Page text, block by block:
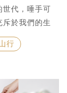
世代，唾手可
於我們的生
溫度與獨特
不易承載記
行